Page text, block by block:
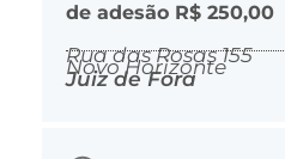
de adesão R$ 250,00
Rua das Rosas 155
Novo Horizonte
Juiz de Fora